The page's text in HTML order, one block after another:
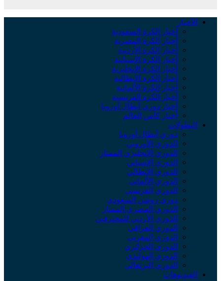
أخبار الكرة السعودية
أخبار الكرة المصرية
أخبار الكرة الأردنية
أخبار الكرة الإسبانية
أخبار الكرة الإنجليزية
أخبار الكرة الإيطالية
أخبار الكرة الألمانية
أخبار الكرة الفرنسية
أخبار دوري أبطال أوروبا
أخبار كأس العالم
دوري أبطال أوروبا
الدوري الأوروبي
الدوري الإنجليزي الممتاز
الدوري الإسباني
الدوري الإيطالي
الدوري الألماني
الدوري الفرنسي
دوري روشن السعودي
الدوري المصري الممتاز
الدوري الأردني للمحترفين
الدوري العراقي
الدوري المغربي
الدوري الجزائري
الدوري الهولندي
الدوري البرتغالي